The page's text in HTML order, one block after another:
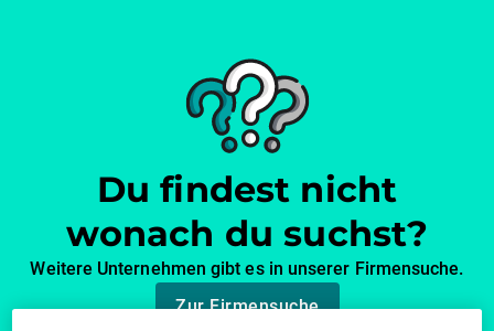
Du findest nicht
wonach du suchst?
Weitere Unternehmen gibt es in unserer Firmensuche.
Zur Firmensuche